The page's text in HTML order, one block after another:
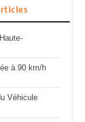
à 90 km/h
Véhicule